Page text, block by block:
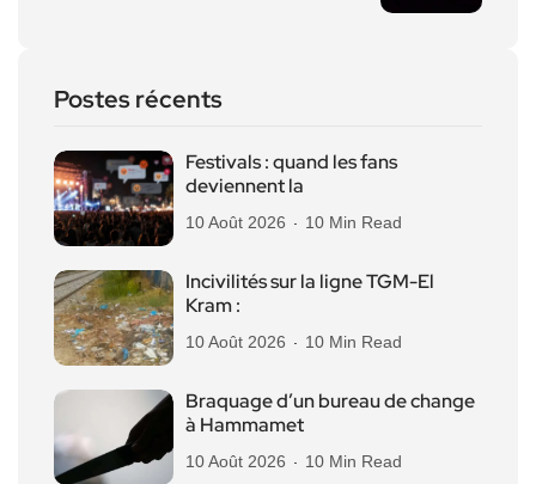
Postes récents
Festivals : quand les fans
deviennent la
10 Août 2026 10 Min Read
Incivilités sur la ligne TGM-El
Kram :
10 Août 2026 10 Min Read
Braquage d’un bureau de change
à Hammamet
10 Août 2026 10 Min Read